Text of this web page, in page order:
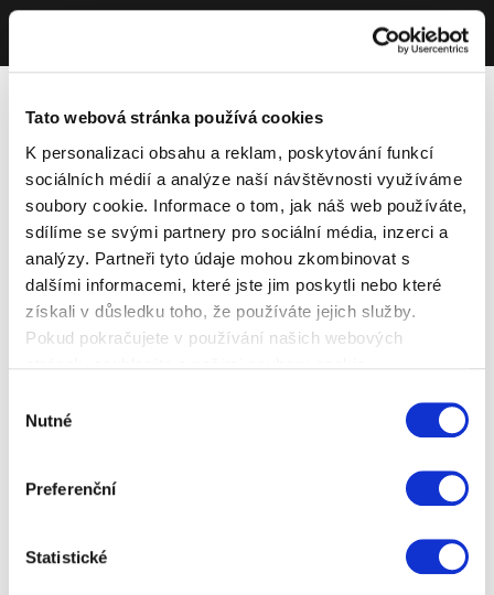
Tato webová stránka používá cookies
K personalizaci obsahu a reklam, poskytování funkcí
sociálních médií a analýze naší návštěvnosti využíváme
soubory cookie. Informace o tom, jak náš web používáte,
sdílíme se svými partnery pro sociální média, inzerci a
analýzy. Partneři tyto údaje mohou zkombinovat s
dalšími informacemi, které jste jim poskytli nebo které
získali v důsledku toho, že používáte jejich služby.
Pokud pokračujete v používání našich webových
souhlasu
Nutné
Preferenční
Statistické